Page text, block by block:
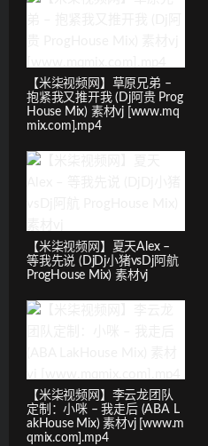
【米柒视频网】草原兄弟 –
抱紧我又推开我 (Dj阿贵 Prog
House Mix) 素材vj [www.mq
mix.com].mp4
【米柒视频网】夏天Alex –
等我先说 (DjDj小猪vsDj阿航
ProgHouse Mix) 素材vj
【米柒视频网】李云龙团队
定制：小咪 – 我走后 (ABA L
akHouse Mix) 素材vj [www.m
qmix.com].mp4